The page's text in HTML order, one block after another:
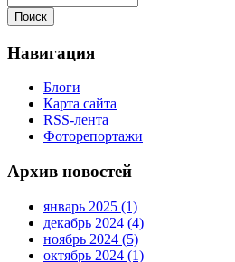
Навигация
Блоги
Карта сайта
RSS-лента
Фоторепортажи
Архив новостей
январь 2025 (1)
декабрь 2024 (4)
ноябрь 2024 (5)
октябрь 2024 (1)